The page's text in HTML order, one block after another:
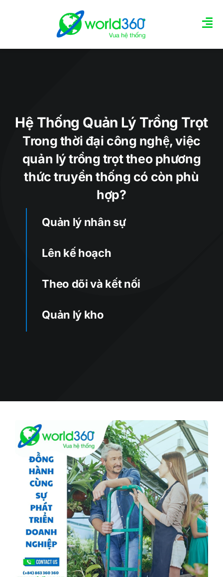
Các gói quản trị
Tin tức
LIÊN HỆ
Hệ Thống Quản Lý Trồng Trọt
Trong thời đại công nghệ, việc
quản lý trồng trọt theo phương
thức truyền thống có còn phù
hợp?
Quản lý nhân sự
Lên kế hoạch
Theo dõi và kết nối
Quản lý kho